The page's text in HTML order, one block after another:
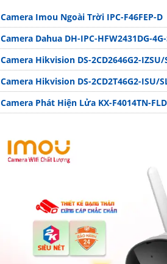
Camera Imou Ngoài Trời IPC-F46FEP-D
Camera Dahua DH-IPC-HFW2431DG-
Camera Hikvision DS-2CD2646G2-IZSU/
Camera Hikvision DS-2CD2T46G2-ISU/
Camera Phát Hiện Lửa KX-F4014TN-